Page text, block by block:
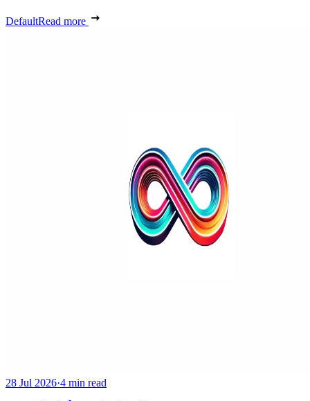
DefaultRead more
28 Jul 2026·4 min read